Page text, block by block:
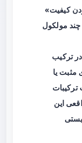
کیفیت»
چند مولکول
در ترکیب
مثبت یا
ترکیبات
این